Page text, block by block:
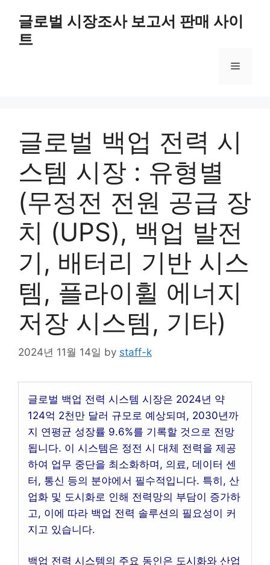
content
글로벌 시장조사 보고서 판매 사이
트
Menu
글로벌 백업 전력 시
스템 시장 : 유형별
(무정전 전원 공급 장
치 (UPS), 백업 발전
기, 배터리 기반 시스
템, 플라이휠 에너지
저장 시스템, 기타)
2024년 11월 14일 by staff-k
글로벌 백업 전력 시스템 시장은 2024년 약
124억 2천만 달러 규모로 예상되며, 2030년까
지 연평균 성장률 9.6%를 기록할 것으로 전망
됩니다. 이 시스템은 정전 시 대체 전력을 제공
하여 업무 중단을 최소화하며, 의료, 데이터 센
터, 통신 등의 분야에서 필수적입니다. 특히, 산
업화 및 도시화로 인해 전력망의 부담이 증가하
고, 이에 따라 백업 전력 솔루션의 필요성이 커
지고 있습니다.
백업 전력 시스템의 주요 동인은 도시화와 산업